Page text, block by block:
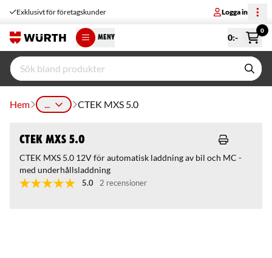
Exklusivt för företagskunder Logga in
MENY 0:-
0
Hem ... CTEK MXS 5.0
CTEK MXS 5.0
CTEK MXS 5.0 12V för automatisk laddning av bil och MC -
med underhållsladdning
5.0 2 recensioner